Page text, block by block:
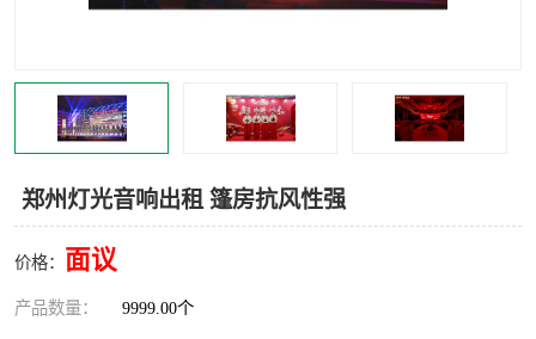
郑州灯光音响出租 篷房抗风性强
价格： 面议
产品数量： 9999.00个